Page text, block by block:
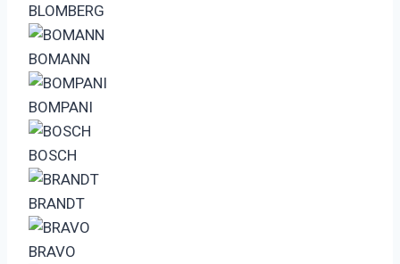
BLOMBERG
BOMANN
BOMPANI
BOSCH
BRANDT
BRAVO